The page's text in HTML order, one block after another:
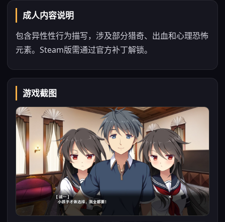
成人内容说明
包含异性性行为描写，涉及部分猎奇、出血和心理恐怖
元素。Steam版需通过官方补丁解锁。
游戏截图